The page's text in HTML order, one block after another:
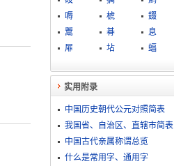
嗕
椃
錣
鬻
朞
息
屝
坫 蝠
实用附录
中国历史朝代公元对照简表
我国省、自治区、直辖市简表
中国古代亲属称谓总览
什么是常用字、通用字